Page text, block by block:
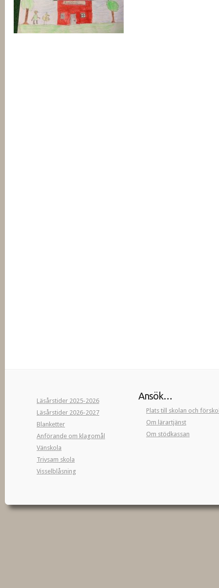
Läsårstider 2025-2026
Läsårstider 2026-2027
Blanketter
Anförande om klagomål
Vänskola
Trivsam skola
Visselblåsning
Ansök…
Plats till skolan och
Om lärartjänst
Om stödkassan